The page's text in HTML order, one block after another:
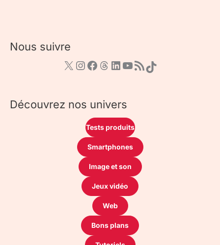
Nous suivre
Découvrez nos univers
Tests produits
Smartphones
Image et son
Jeux vidéo
Web
Bons plans